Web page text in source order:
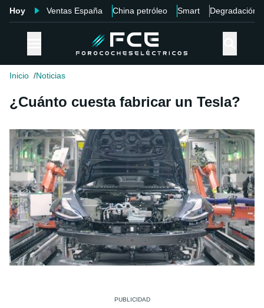
Hoy Ventas España China petróleo Smart Degradación
Inicio Noticias
¿Cuánto cuesta fabricar un Tesla?